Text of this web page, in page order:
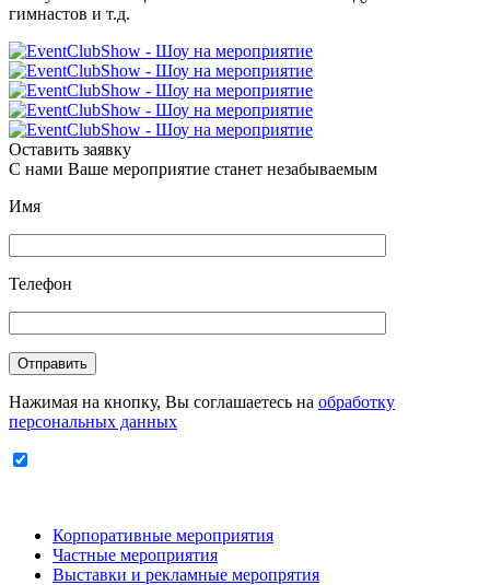
гимнастов и т.д.
Оставить заявку
С нами Ваше мероприятие станет незабываемым
Имя
Телефон
Отправить
Нажимая на кнопку, Вы соглашаетесь на обработку
персональных данных
Корпоративные мероприятия
Частные мероприятия
Выставки и рекламные меропрятия